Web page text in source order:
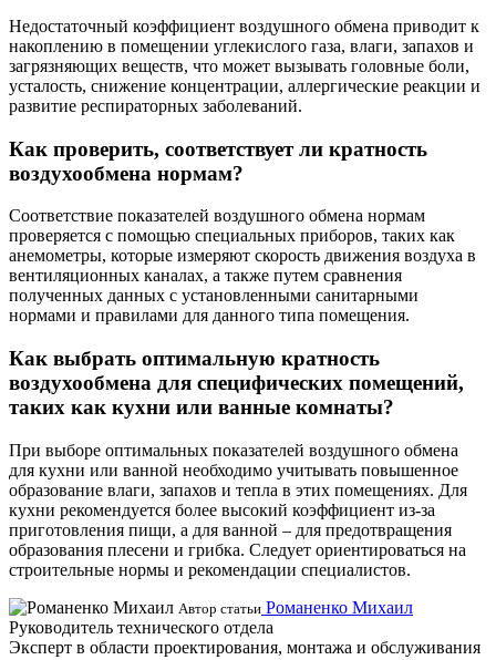
Недостаточный коэффициент воздушного обмена приводит к
накоплению в помещении углекислого газа, влаги, запахов и
загрязняющих веществ, что может вызывать головные боли,
усталость, снижение концентрации, аллергические реакции и
развитие респираторных заболеваний.
Как проверить, соответствует ли кратность
воздухообмена нормам?
Соответствие показателей воздушного обмена нормам
проверяется с помощью специальных приборов, таких как
анемометры, которые измеряют скорость движения воздуха в
вентиляционных каналах, а также путем сравнения
полученных данных с установленными санитарными
нормами и правилами для данного типа помещения.
Как выбрать оптимальную кратность
воздухообмена для специфических помещений,
таких как кухни или ванные комнаты?
При выборе оптимальных показателей воздушного обмена
для кухни или ванной необходимо учитывать повышенное
образование влаги, запахов и тепла в этих помещениях. Для
кухни рекомендуется более высокий коэффициент из-за
приготовления пищи, а для ванной – для предотвращения
образования плесени и грибка. Следует ориентироваться на
строительные нормы и рекомендации специалистов.
Автор статьи Романенко Михаил
Руководитель технического отдела
Эксперт в области проектирования, монтажа и обслуживания